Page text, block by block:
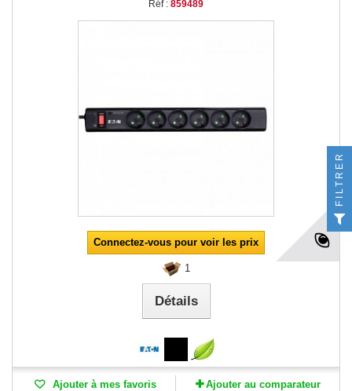
Réf : 859489
Connectez-vous pour voir les prix
1
Détails
Ajouter à mes favoris Ajouter au comparateur
FILTRER